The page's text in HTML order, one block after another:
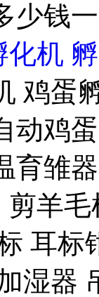
少钱
化机
鸡蛋
动鸡
育雏
羊
耳标
湿器